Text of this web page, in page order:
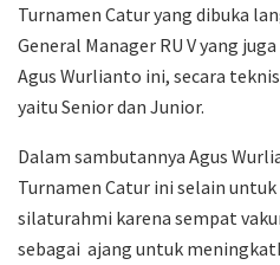
Turnamen Catur yang dibuka
General Manager RU V yang
Agus Wurlianto ini, secara
yaitu Senior dan Junior.
Dalam sambutannya Agus
Turnamen Catur ini selain
silaturahmi karena sempat
sebagai ajang untuk